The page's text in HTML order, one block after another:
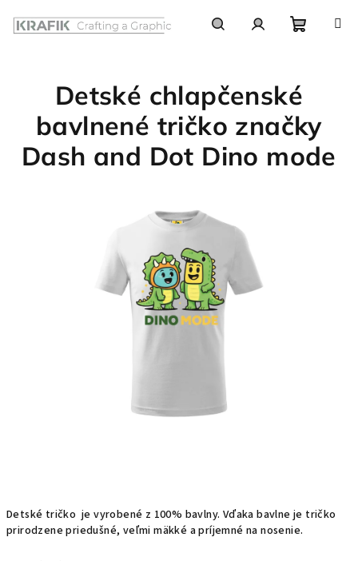
košík
Detské tričko jevyrobené z 100% bavlny. Vďaka bavlneje tričko
prirodzene priedušné, veľmi mäkké a príjemné na nosenie.
Detské chlapčenské
bavlnené tričko značky
Dash and Dot Dino mode